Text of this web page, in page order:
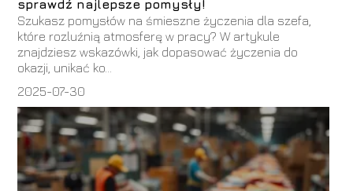
sprawdź najlepsze pomysły!
Szukasz pomysłów na śmieszne życzenia dla szefa,
które rozluźnią atmosferę w pracy? W artykule
znajdziesz wskazówki, jak dopasować życzenia do
okazji, unikać ko...
2025-07-30